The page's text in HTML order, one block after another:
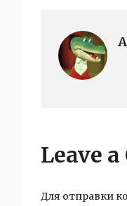
Leave
Для отправки